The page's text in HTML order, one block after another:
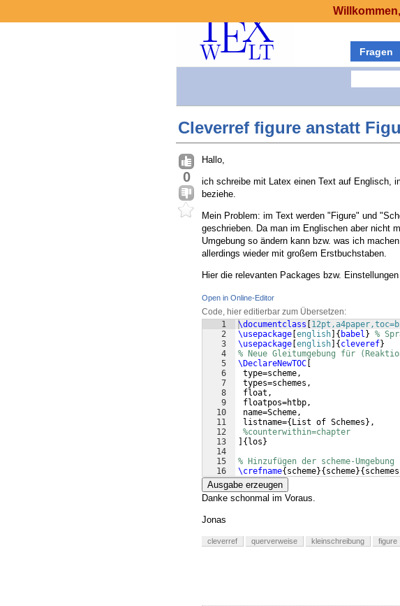
Fragen
Cleverref figure anstatt
0
Hallo,
ich schreibe mit Latex einen Text auf Englisch,
beziehe.
Mein Problem: im Text werden "Figure" und
geschrieben. Da man im Englischen aber nicht
Umgebung so ändern kann bzw. was ich
allerdings wieder mit großem Erstbuchstaben.
Hier die relevanten Packages bzw. Einstellungen
Open in Online-Editor
Code, hier editierbar zum Übersetzen:
1
2
3
4
5
6
7
8
9
10
11
12
13
14
15
16
\documentclass
\usepackage english { babel } %
\usepackage english { cleveref}
% Neue Gleitumgebung für
\DeclareNewTOC
listname={ List of Schemes } ,
%counterwithin=chapter
{ los }
% Hinzufügen der scheme-
\crefname{ scheme}{ scheme}{ schemes
Ausgabe erzeugen
Danke schonmal im Voraus.
Jonas
cleverref querverweise kleinschreibung figure